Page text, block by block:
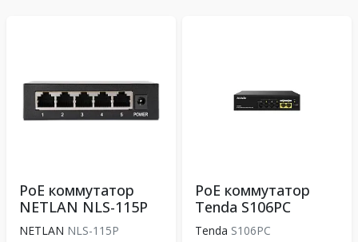
PoE коммутатор
NETLAN NLS-115P
NETLAN NLS-115P
PoE коммутатор
Tenda S106PC
Tenda S106PC